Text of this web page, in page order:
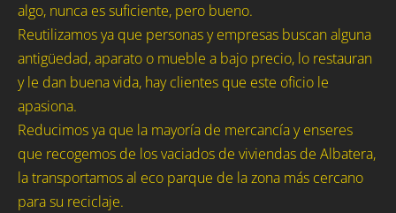
algo, nunca es suficiente, pero bueno.
Reutilizamos ya que personas y empresas buscan alguna
antigüedad, aparato o mueble a bajo precio, lo restauran
y le dan buena vida, hay clientes que este oficio le
apasiona.
Reducimos ya que la mayoría de mercancía y enseres
que recogemos de los vaciados de viviendas de Albatera,
la transportamos al eco parque de la zona más cercano
para su reciclaje.